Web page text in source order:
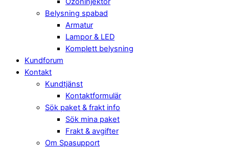
Belysning spabad
Armatur
Lampor & LED
Komplett belysning
Kundforum
Kontakt
Kundtjänst
Kontaktformulär
Sök paket & frakt info
Sök mina paket
Frakt & avgifter
Om Spasupport